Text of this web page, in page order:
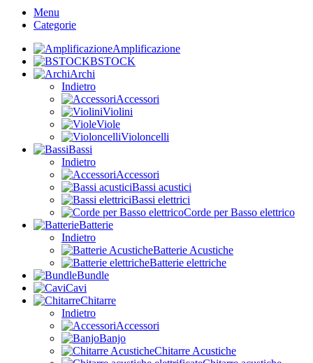
Menu
Categorie
Amplificazione
BSTOCK
Archi
Indietro
Accessori
Violini
Viole
Violoncelli
Bassi
Indietro
Accessori
Bassi acustici
Bassi elettrici
Corde per Basso elettrico
Batterie
Indietro
Batterie Acustiche
Batterie elettriche
Bundle
Cavi
Chitarre
Indietro
Accessori
Banjo
Chitarre Acustiche